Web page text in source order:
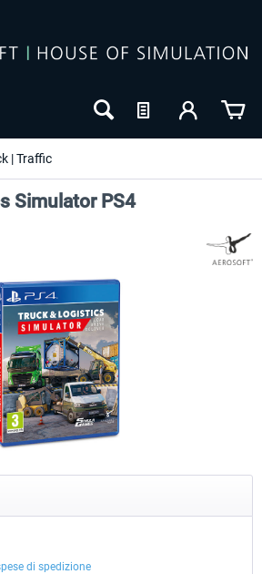
| Traffic
-20
CityDriver - Deluxe
Simulator PS4
di spedizione